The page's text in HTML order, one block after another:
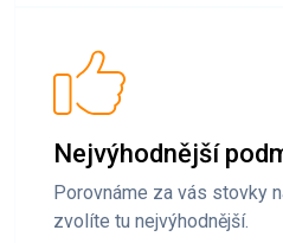
Nejvýhodnější
Porovnáme za vás stovky
zvolíte tu nejvýhodnější.